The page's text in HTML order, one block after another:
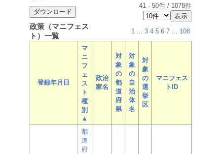
41 - 50件 / 1078件
政策（マニフェス
ト）一覧
1 ... 3 4 5 6 7 ... 108
登録年月日
マ
ニ
フ
ェ
ス
ト
種
別
▲
政治
家名
対
象
の
都
道
府
県
対
象
の
自
治
体
名
対
象
の
選
挙
区
マニフェス
トID
都
道
府